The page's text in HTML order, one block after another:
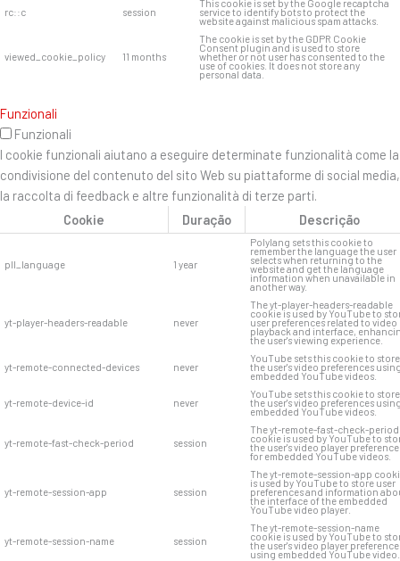
rc::c session
This cookie is set by the Google recaptcha
service to identify bots to protect the
website against malicious spam attacks.
viewed_cookie_policy 11 months
The cookie is set by the GDPR Cookie
Consent plugin and is used to store
whether or not user has consented to the
use of cookies. It does not store any
personal data.
Funzionali
Funzionali
I cookie funzionali aiutano a eseguire determinate funzionalità come la
condivisione del contenuto del sito Web su piattaforme di social media,
la raccolta di feedback e altre funzionalità di terze parti.
Cookie
Duração Descrição
pll_language 1 year
Polylang sets this cookie to
remember the language the user
selects when returning to the
website and get the language
information when unavailable in
another way.
yt-player-headers-readable never
The yt-player-headers-readable
cookie is used by YouTube to
user preferences related to video
playback and interface,
the user's viewing experience.
yt-remote-connected-devices never
YouTube sets this cookie to store
the user's video preferences
embedded YouTube videos.
yt-remote-device-id never
YouTube sets this cookie to store
the user's video preferences
embedded YouTube videos.
yt-remote-fast-check-period session
The yt-remote-fast-check-period
cookie is used by YouTube to
the user's video player
for embedded YouTube videos.
yt-remote-session-app session
The yt-remote-session-app
is used by YouTube to store user
preferences and information
the interface of the embedded
YouTube video player.
yt-remote-session-name session
The yt-remote-session-name
cookie is used by YouTube to
the user's video player
using embedded YouTube video.